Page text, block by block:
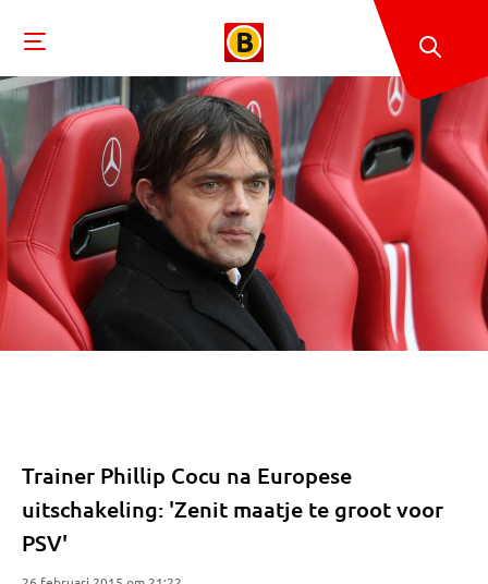
Trainer Phillip Cocu na Europese
uitschakeling: 'Zenit maatje te groot voor
PSV'